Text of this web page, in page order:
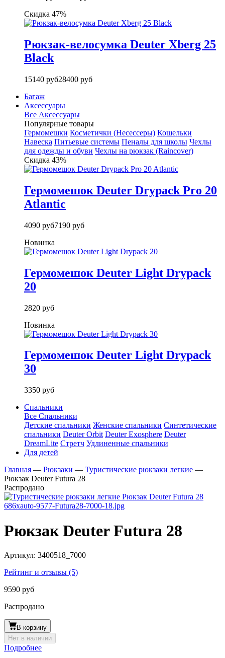
Скидка 47%
Рюкзак-велосумка Deuter Xberg 25
Black
15140 руб28400 руб
Багаж
Аксессуары
Все Аксессуары
Популярные товары
Гермомешки Косметички (Несессеры) Кошельки
Навеска Питьевые системы Пеналы для школы Чехлы
для одежды и обуви Чехлы на рюкзак (Raincover)
Скидка 43%
Гермомешок Deuter Drypack Pro 20
Atlantic
4090 руб7190 руб
Новинка
Гермомешок Deuter Light Drypack
20
2820 руб
Новинка
Гермомешок Deuter Light Drypack
30
3350 руб
Спальники
Все Спальники
Детские спальники Женские спальники Синтетические
спальники Deuter Orbit Deuter Exosphere Deuter
DreamLite Стретч Удлиненные спальники
Для детей
Главная — Рюкзаки — Туристические рюкзаки легкие —
Рюкзак Deuter Futura 28
Распродано
Рюкзак Deuter Futura 28
Артикул: 3400518_7000
Рейтинг и отзывы (5)
9590 руб
Распродано
В корзину
Нет в наличии
Подробнее